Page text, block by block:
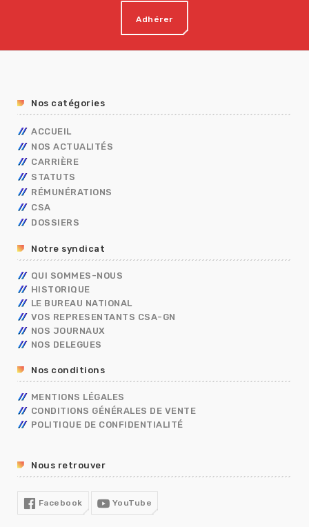
Adhérer
Nos catégories
ACCUEIL
NOS ACTUALITÉS
CARRIÈRE
AVANCEMENT
TECHNIQUES
OUVRIER DE L’ETAT
MOBILITÉ
CAP
CONCOURS/EXAMENS
STATUTS
FONCTIONNAIRES
ADMINISTRATIFS
OUVRIER DE L’ETAT
CONTRACTUELS
ASSISTANT DE SERVICE SOCIAL
RÉMUNÉRATIONS
CALENDRIER DE PAYE
GRILLES INDICIAIRES
PRIMES
ISS
CSA
GENDARMERIE
DOSSIERS
ELECTIONS PRO 2026
CONGÉS
DIALOGUE SOCIAL
ENTRETIEN PROFESSIONNEL
RÈGLEMENTS INTÉRIEURS
TÉLÉTRAVAIL
TEMPS DE TRAVAIL EN GENDARMERIE
FORMATION
R13
COVID19
Notre syndicat
QUI SOMMES-NOUS
HISTORIQUE
LE BUREAU NATIONAL
VOS REPRESENTANTS CSA-GN
NOS JOURNAUX
NOS DELEGUES
Nos conditions
MENTIONS LÉGALES
CONDITIONS GÉNÉRALES DE VENTE
POLITIQUE DE CONFIDENTIALITÉ
Nous retrouver
Facebook YouTube